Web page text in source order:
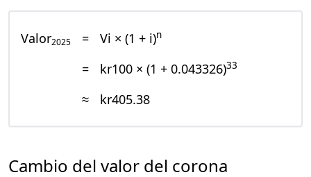
Valor2025 = Vi × (1 + i)n
= kr100 × (1 + 0.043326)33
≈ kr405.38
Cambio del valor del corona